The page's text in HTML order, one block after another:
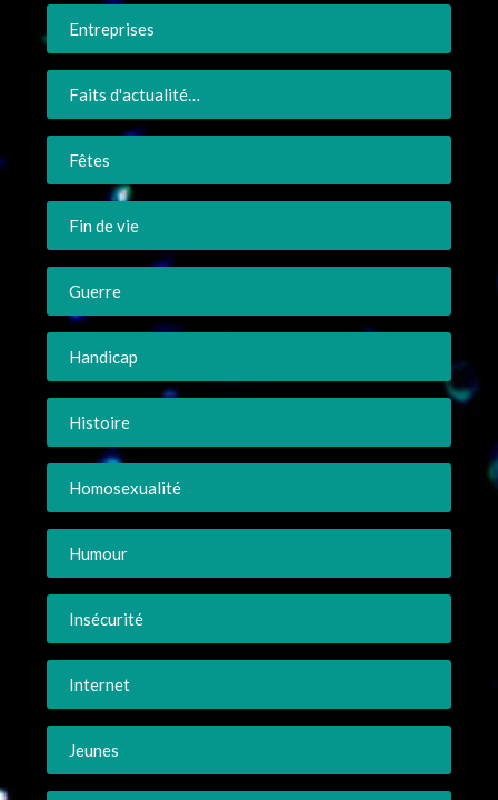
Entreprises
Faits d'actualité…
Fêtes
Fin de vie
Guerre
Handicap
Histoire
Homosexualité
Humour
Insécurité
Internet
Jeunes